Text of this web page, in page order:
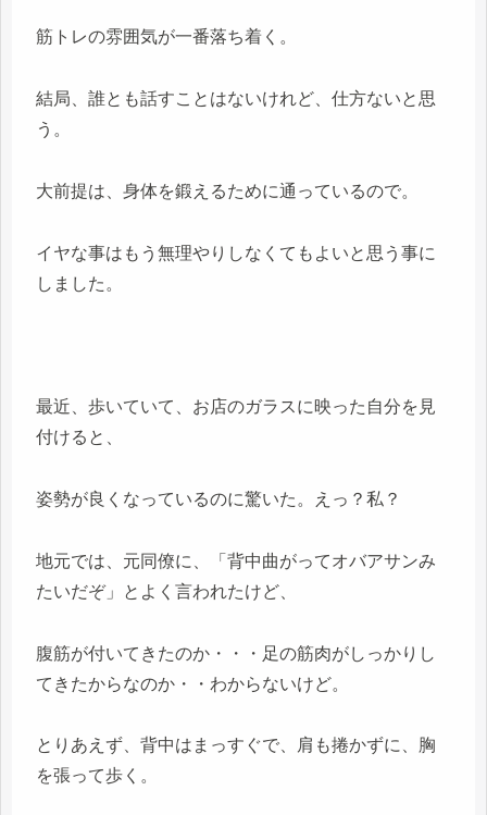
筋トレの雰囲気が一番落ち着く。
結局、誰とも話すことはないけれど、仕方ないと思
う。
大前提は、身体を鍛えるために通っているので。
イヤな事はもう無理やりしなくてもよいと思う事に
しました。
最近、歩いていて、お店のガラスに映った自分を見
付けると、
姿勢が良くなっているのに驚いた。えっ？私？
地元では、元同僚に、「背中曲がってオバアサンみ
たいだぞ」とよく言われたけど、
腹筋が付いてきたのか・・・足の筋肉がしっかりし
てきたからなのか・・わからないけど。
とりあえず、背中はまっすぐで、肩も捲かずに、胸
を張って歩く。